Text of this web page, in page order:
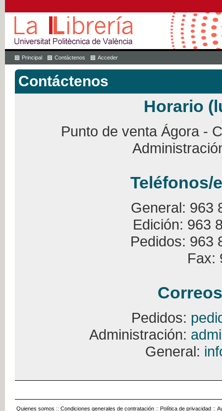
Principal Contáctenos Acceder
Contáctenos
Horario
Punto de venta Ágora -
Teléfonos/
General: 963
Edición: 963
Pedidos: 963
Fax:
Pedidos:
Administración:
General:
Quienes somos :: Condiciones generales de contratación :: Política de privacidad ::